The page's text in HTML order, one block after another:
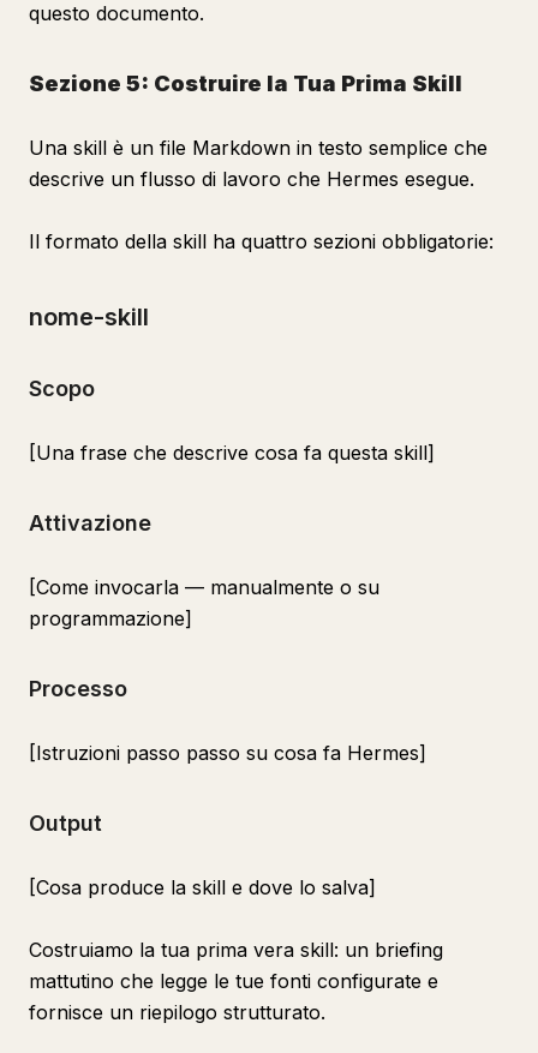
questo documento.
Sezione 5: Costruire la Tua Prima Skill
Una skill è un file Markdown in testo semplice che
descrive un flusso di lavoro che Hermes esegue.
Il formato della skill ha quattro sezioni obbligatorie:
nome-skill
Scopo
[Una frase che descrive cosa fa questa skill]
Attivazione
[Come invocarla — manualmente o su
programmazione]
Processo
[Istruzioni passo passo su cosa fa Hermes]
Output
[Cosa produce la skill e dove lo salva]
Costruiamo la tua prima vera skill: un briefing
mattutino che legge le tue fonti configurate e
fornisce un riepilogo strutturato.